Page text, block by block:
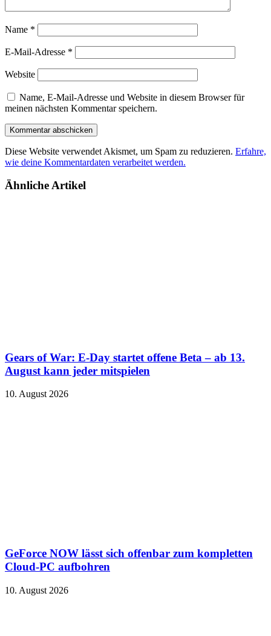
Name *
E-Mail-Adresse *
Website
Name, E-Mail-Adresse und Website in diesem Browser für
meinen nächsten Kommentar speichern.
Diese Website verwendet Akismet, um Spam zu reduzieren. Erfahre,
wie deine Kommentardaten verarbeitet werden.
Ähnliche Artikel
Gears of War: E-Day startet offene Beta – ab 13.
August kann jeder mitspielen
10. August 2026
GeForce NOW lässt sich offenbar zum kompletten
Cloud-PC aufbohren
10. August 2026